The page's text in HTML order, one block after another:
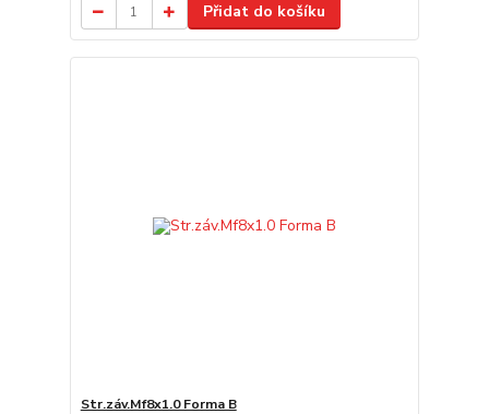
Přidat do košíku
Str.záv.Mf8x1.0 Forma B